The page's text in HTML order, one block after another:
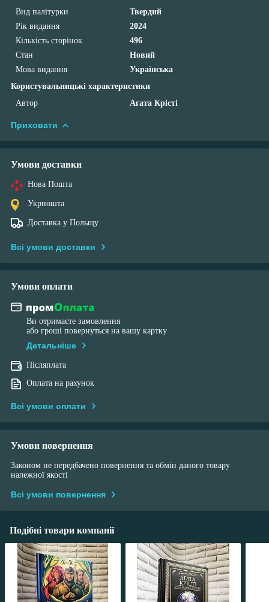
Вид палітурки
Твердий
Рік видання
2024
Кількість сторінок
496
Стан
Новий
Мова видання
Українська
Користувальницькі характеристики
Автор
Агата Крісті
Приховати
Умови доставки
Нова Пошта
Укрпошта
Доставка у Польщу
Всі умови доставки
Умови оплати
Ви отримаєте замовлення
або гроші повернуться на вашу картку
Детальніше
Післяплата
Оплата на рахунок
Всі умови оплати
Умови повернення
Законом не передбачено повернення та обмін даного товару
належної якості
Всі умови повернення
Подібні товари компанії